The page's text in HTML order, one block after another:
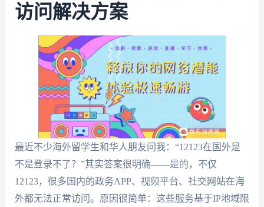
访问解决方案
最近不少海外留学生和华人朋友问我：“12123在国外是
不是登录不了？”其实答案很明确——是的，不仅
12123，很多国内的政务APP、视频平台、社交网站在海
外都无法正常访问。原因很简单：这些服务基于IP地域限